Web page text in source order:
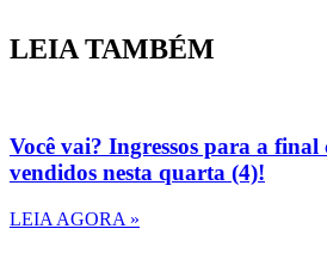
LEIA TAMBÉM
Você vai? Ingressos para a final
vendidos nesta quarta (4)!
LEIA AGORA »